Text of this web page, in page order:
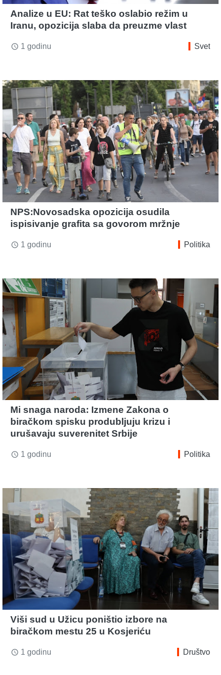
Analize u EU: Rat teško oslabio režim u
Iranu, opozicija slaba da preuzme vlast
access_time 1 godinu Svet
NPS:Novosadska opozicija osudila
ispisivanje grafita sa govorom mržnje
access_time 1 godinu Politika
Mi snaga naroda: Izmene Zakona o
biračkom spisku produbljuju krizu i
urušavaju suverenitet Srbije
access_time 1 godinu Politika
Viši sud u Užicu poništio izbore na
biračkom mestu 25 u Kosjeriću
access_time 1 godinu Društvo